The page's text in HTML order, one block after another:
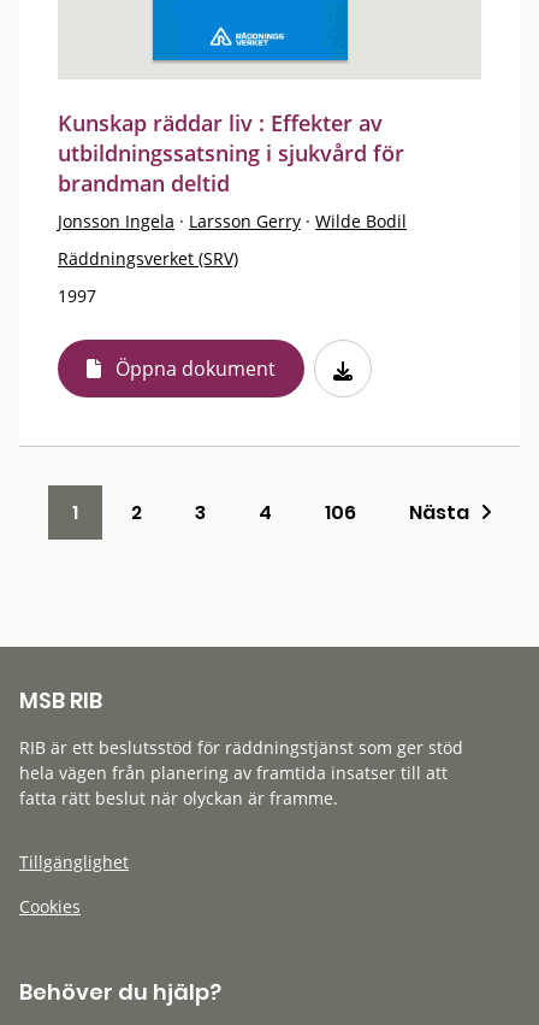
Kunskap räddar liv : Effekter av
utbildningssatsning i sjukvård för
brandman deltid
Jonsson Ingela · Larsson Gerry · Wilde Bodil
Räddningsverket (SRV)
1997
Öppna dokument
1 2 3 4 106 Nästa
MSB RIB
RIB är ett beslutsstöd för räddningstjänst som ger stöd
hela vägen från planering av framtida insatser till att
fatta rätt beslut när olyckan är framme.
Tillgänglighet
Cookies
Behöver du hjälp?